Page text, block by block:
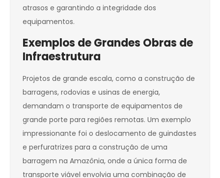
atrasos e garantindo a integridade dos
equipamentos.
Exemplos de Grandes Obras de
Infraestrutura
Projetos de grande escala, como a construção de
barragens, rodovias e usinas de energia,
demandam o transporte de equipamentos de
grande porte para regiões remotas. Um exemplo
impressionante foi o deslocamento de guindastes
e perfuratrizes para a construção de uma
barragem na Amazônia, onde a única forma de
transporte viável envolvia uma combinação de